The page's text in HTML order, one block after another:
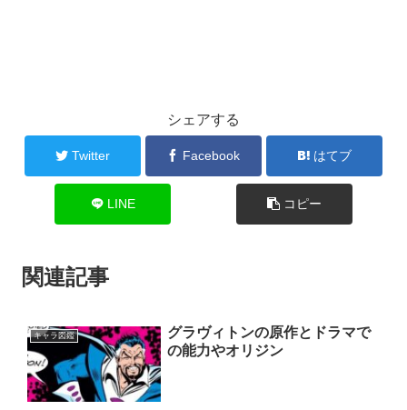
シェアする
Twitter Facebook はてブ
LINE コピー
関連記事
キャラ図鑑
グラヴィトンの原作とドラマで
の能力やオリジン